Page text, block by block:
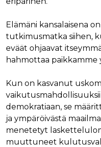
Elämäni kansalaisena
tutkimusmatka siihen,
eväät ohjaavat
hahmottaa paikkamme
Kun on kasvanut
demokratiaan, se
ja ympäröivästä
menetetyt
muuttuneet